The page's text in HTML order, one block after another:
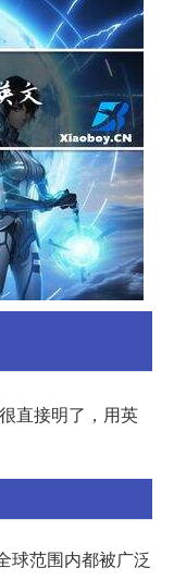
直接明了，用英
球范围内都被广泛